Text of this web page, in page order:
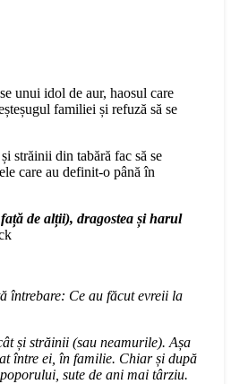
unui idol de aur, haosul care
familiei și refuză să se
străinii din tabără fac să se
care au definit-o până în
de alții), dragostea și harul
întrebare: Ce au făcut evreii la
și străinii (sau neamurile). Așa
între ei, în familie. Chiar și după
sute de ani mai târziu.